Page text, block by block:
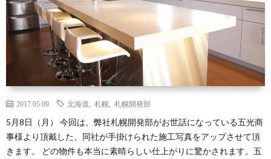
2017.05.09 北海道 札幌 札幌開発部
5月8日（月） 今回は、弊社札幌開発部がお世話になっている五光商
事様より頂戴した、同社が手掛けられた施工写真をアップさせて頂
きます。 どの物件も本当に素晴らしい仕上がりに驚かされます。五